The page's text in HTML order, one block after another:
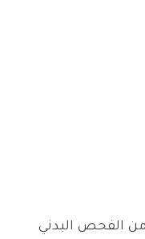
الفحص البدني